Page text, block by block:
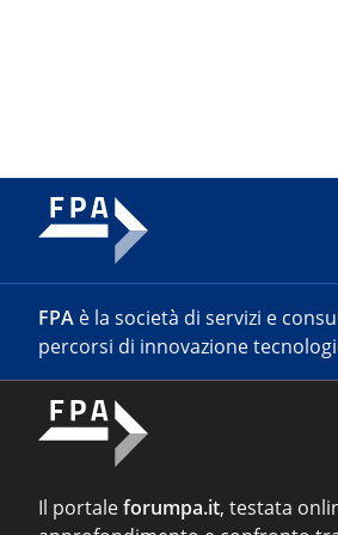
FPA è la società di servizi e
percorsi di innovazione
Il portaleforumpa.it, testata